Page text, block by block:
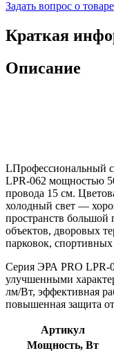
Задать вопрос о товаре
Краткая
Описание
LПрофессиональный
LPR-062 мощностью
провода 15 см.
холодный свет —
пространств
объектов, дворовых
парковок,
Серия ЭРА PRO LPR-
улучшенными
лм/Вт, эффективная
повышенная защита
Артикул
Мощность, Вт